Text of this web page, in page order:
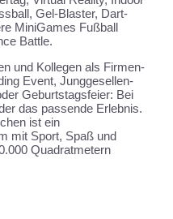
Gel-Blaster, Dart-
MiniGames Fußball
Battle.
und Kollegen als Firmen-
Event, Junggesellen-
Geburtstagsfeier: Bei
das passende Erlebnis.
ist ein
mit Sport, Spaß und
Quadratmetern